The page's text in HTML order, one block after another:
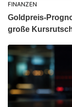
FINANZEN
Goldpreis-
große